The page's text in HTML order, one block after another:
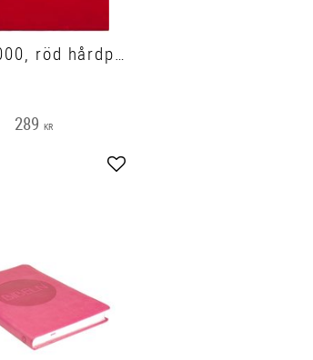
Bibel 2000, röd hårdpärm, 185x135x45mm
289 KR
Lägg till i favoriter